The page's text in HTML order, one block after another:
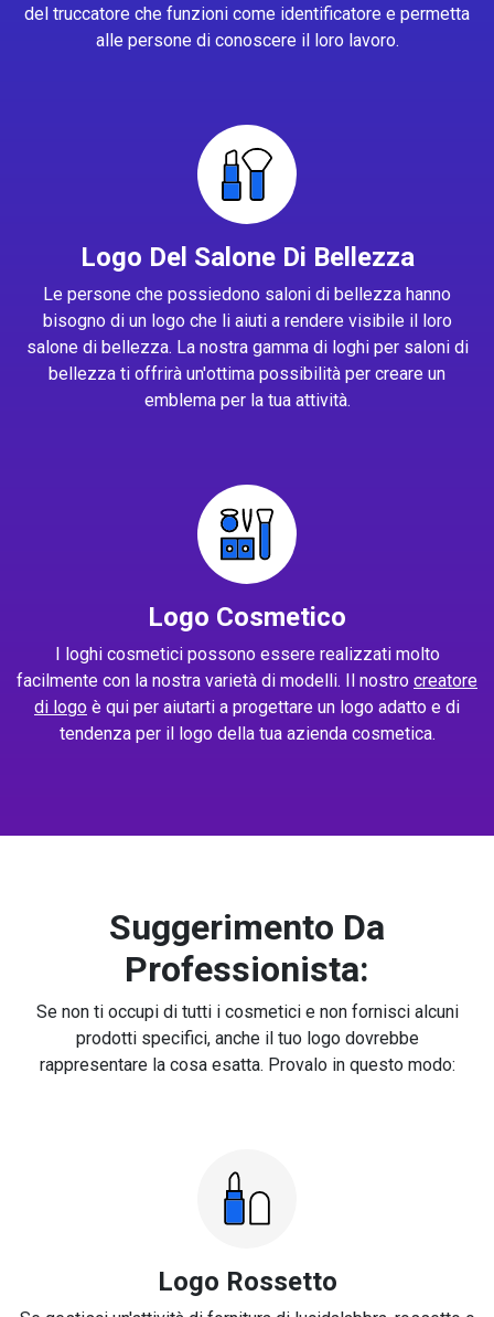
del truccatore che funzioni come identificatore e permetta
alle persone di conoscere il loro lavoro.
Logo Del Salone Di Bellezza
Le persone che possiedono saloni di bellezza hanno
bisogno di un logo che li aiuti a rendere visibile il loro
salone di bellezza. La nostra gamma di loghi per saloni di
bellezza ti offrirà un'ottima possibilità per creare un
emblema per la tua attività.
Logo Cosmetico
I loghi cosmetici possono essere realizzati molto
facilmente con la nostra varietà di modelli. Il nostro creatore
di logo è qui per aiutarti a progettare un logo adatto e di
tendenza per il logo della tua azienda cosmetica.
Suggerimento Da
Professionista:
Se non ti occupi di tutti i cosmetici e non fornisci alcuni
prodotti specifici, anche il tuo logo dovrebbe
rappresentare la cosa esatta. Provalo in questo modo:
Logo Rossetto